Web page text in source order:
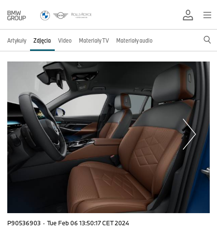
Artykuły Zdjęcia Video Materiały TV Materiały audio
P90536903 · Tue Feb 06 13:50:17 CET 2024